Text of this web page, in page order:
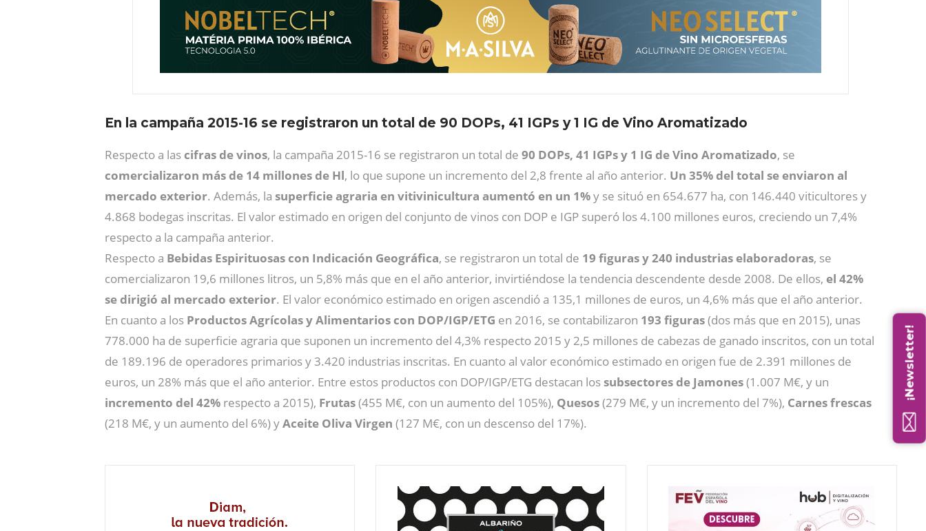
En la campaña 2015-16 se registraron un total de 90 DOPs, 41 IGPs y 1 IG de Vino Aromatizado
Respecto a lascifras de vinos, la campaña 2015-16 se registraron un total de 90 DOPs, 41 IGPs y 1 IG de Vino Aromatizado, se
comercializaron más de 14 millones de Hl, lo que supone un incremento del 2,8 frente al año anterior. Un 35% del total se enviaron al
mercado exterior. Además, la superficie agraria en vitivinicultura aumentó en un 1%y se situó en 654.677 ha, con 146.440 viticultores y
4.868 bodegas inscritas. El valor estimado en origen del conjunto de vinos con DOP e IGP superó los 4.100 millones euros, creciendo un 7,4%
respecto a la campaña anterior.
Respecto a Bebidas Espirituosascon Indicación Geográfica, se registraron un total de 19 figuras y 240 industrias elaboradoras, se
comercializaron 19,6 millones litros, un 5,8% más que en el año anterior, invirtiéndose la tendencia descendente desde 2008. De ellos, el 42%
se dirigió al mercado exterior. El valor económico estimado en origen ascendió a 135,1 millones de euros, un 4,6% más que el año anterior.
En cuanto a los Productos Agrícolas y Alimentarios con DOP/IGP/ETG en 2016, se contabilizaron 193 figuras(dos más que en 2015), unas
778.000 ha de superficie agraria que suponen un incremento del 4,3% respecto 2015 y 2,5 millones de cabezas de ganado inscritos, con un total
de 189.196 de operadores primarios y 3.420 industrias inscritas. En cuanto al valor económico estimado en origen fue de 2.391 millones de
euros, un 28% más que el año anterior. Entre estos productos con DOP/IGP/ETG destacan lossubsectores de Jamones(1.007 M€, y un
incremento del 42% respecto a 2015), Frutas(455 M€, con un aumento del 105%), Quesos(279 M€, y un incremento del 7%), Carnes frescas
(218 M€, y un aumento del 6%) yAceite Oliva Virgen (127 M€, con un descenso del 17%).
¡Newsletter!